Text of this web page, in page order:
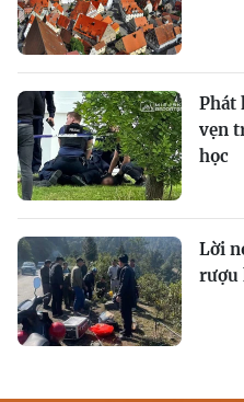
Phát
vẹn
học
Lời
rượu